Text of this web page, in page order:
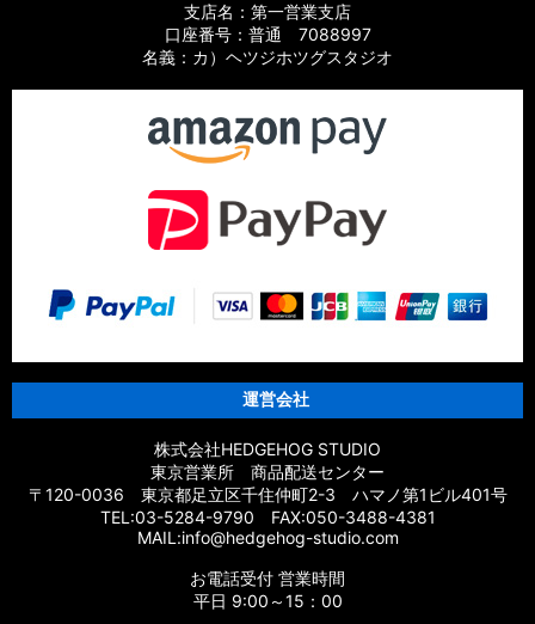
支店名：第一営業支店
口座番号：普通 7088997
名義：カ）ヘツジホツグスタジオ
運営会社
株式会社HEDGEHOG STUDIO
東京営業所 商品配送センター
〒120-0036 東京都足立区千住仲町2-3 ハマノ第1ビル401号
TEL:03-5284-9790 FAX:050-3488-4381
MAIL:info@hedgehog-studio.com
お電話受付 営業時間
平日 9:00～15：00